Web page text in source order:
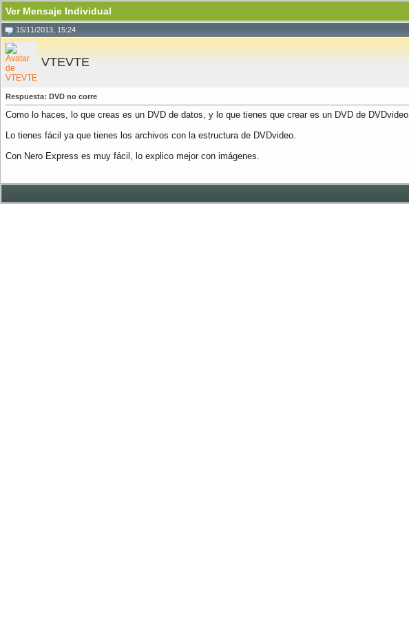
Ver Mensaje Individual
15/11/2013, 15:24
VTEVTE
Respuesta: DVD no corre
Como lo haces, lo que creas es un DVD de datos, y lo que tienes que crear es un DVD de DVDvideo
Lo tienes fácil ya que tienes los archivos con la estructura de DVDvideo.
Con Nero Express es muy fácil, lo explico mejor con imágenes.